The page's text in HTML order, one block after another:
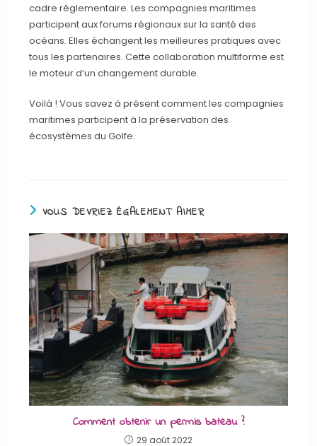
cadre réglementaire. Les compagnies maritimes
participent aux forums régionaux sur la santé des
océans. Elles échangent les meilleures pratiques avec
tous les partenaires. Cette collaboration multiforme est
le moteur d’un changement durable.
Voilà ! Vous savez à présent comment les compagnies
maritimes participent à la préservation des
écosystèmes du Golfe.
VOUS DEVRIEZ ÉGALEMENT AIMER
Comment obtenir un permis bateau ?
29 août 2022